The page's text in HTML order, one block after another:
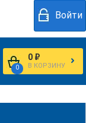
Войти
0
0 ₽
В КОРЗИНУ